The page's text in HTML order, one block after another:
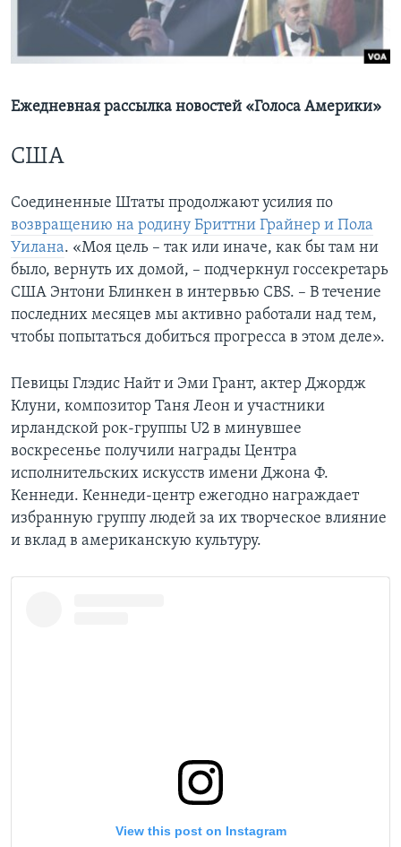
Learning English
Языки
Ежедневная рассылка новостей «Голоса Америки»
США
Соединенные Штаты продолжают усилия по
возвращению на родину Бриттни Грайнер и Пола
Уилана. «Моя цель – так или иначе, как бы там ни
было, вернуть их домой, – подчеркнул госсекретарь
США Энтони Блинкен в интервью CBS. – В течение
последних месяцев мы активно работали над тем,
чтобы попытаться добиться прогресса в этом деле».
Певицы Глэдис Найт и Эми Грант, актер Джордж
Клуни, композитор Таня Леон и участники
ирландской рок-группы U2 в минувшее
воскресенье получили награды Центра
исполнительских искусств имени Джона Ф.
Кеннеди. Кеннеди-центр ежегодно награждает
избранную группу людей за их творческое влияние
и вклад в американскую культуру.